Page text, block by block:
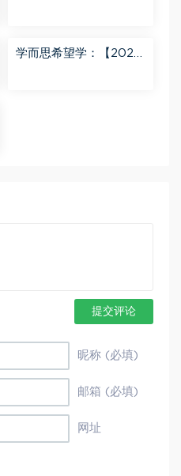
学而思希望学：【2024
提交评论
昵称 (必填)
邮箱 (必填)
网址